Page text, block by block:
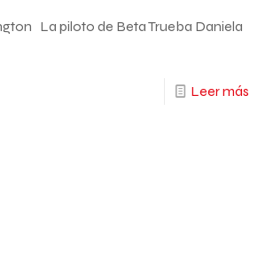
La piloto de Beta Trueba Daniela
Leer más